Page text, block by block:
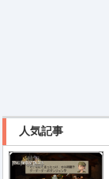
人気記事